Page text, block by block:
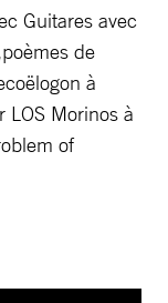
Guitares avec
de
à
LOS Morinos à
of